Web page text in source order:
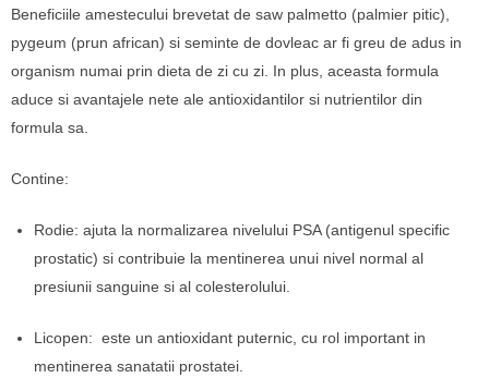
Beneficiile amestecului brevetat de saw palmetto (palmier pitic),
pygeum (prun african) si seminte de dovleac ar fi greu de adus in
organism numai prin dieta de zi cu zi. In plus, aceasta formula
aduce si avantajele nete ale antioxidantilor si nutrientilor din
formula sa.
Contine:
Rodie: ajuta la normalizarea nivelului PSA (antigenul specific
prostatic) si contribuie la mentinerea unui nivel normal al
presiunii sanguine si al colesterolului.
Licopen: este un antioxidant puternic, cu rol important in
mentinerea sanatatii prostatei.